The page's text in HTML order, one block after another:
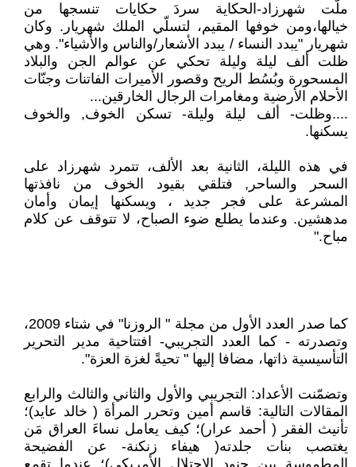
ملّت شهرزاد-الحكاية سردَ حكايات تنسجها من
خيالها،ومن خوفها المقيم، لتسلّي الملك شهريار. وكان
شهريار "يبدد النساء / يبدد الأشعار/والناس والأشياء". وهي
ظلت ألف ليلة وليلة تحكي عن عوالم الجن والبلاد
المسحورة وبُسُط الريح وقصور الأميرات الفاتنات وجنّات
الأحلام الأرضية ومغامرات الرجال الخارقين...
....وظلت- ألف ليلة وليلة- تسكن الخوف, والخوف
يسكنها.
في هذه الليلة، الثانية بعد الألف، تتمرد شهرزاد على
السحر والساحر, فتلقي بقيود الخوف من نافذتها
المشرعة على فجر جديد ، ويسكنها إيمان وأمان
مدهشين. وعندما يطلع ضوء الصباح، لا تتوقف عن كلام
مباح."
كما صدر العدد الأول من مجلة " الروزنا" في شتاء 2009،
وتصدرته - كما العدد التجريبي- افتتاحية مدير التحرير
التأسيسية ذاتها، مضافا إليها " تحيةً لغزة العزة".
وتضمّنت الأعداد: التجريبي والأول والثاني والثالث والرابع
المقالات التالية: قاسم أمين وتحرر المرأة ( خالد عايد)؛
تأنيث الفقر ( أحمد عرار)؛ كيف يعامل نساءَ العراق مَن
يغتصب بنات جلدته( هيفاء زنكنة- عن الفضيحة